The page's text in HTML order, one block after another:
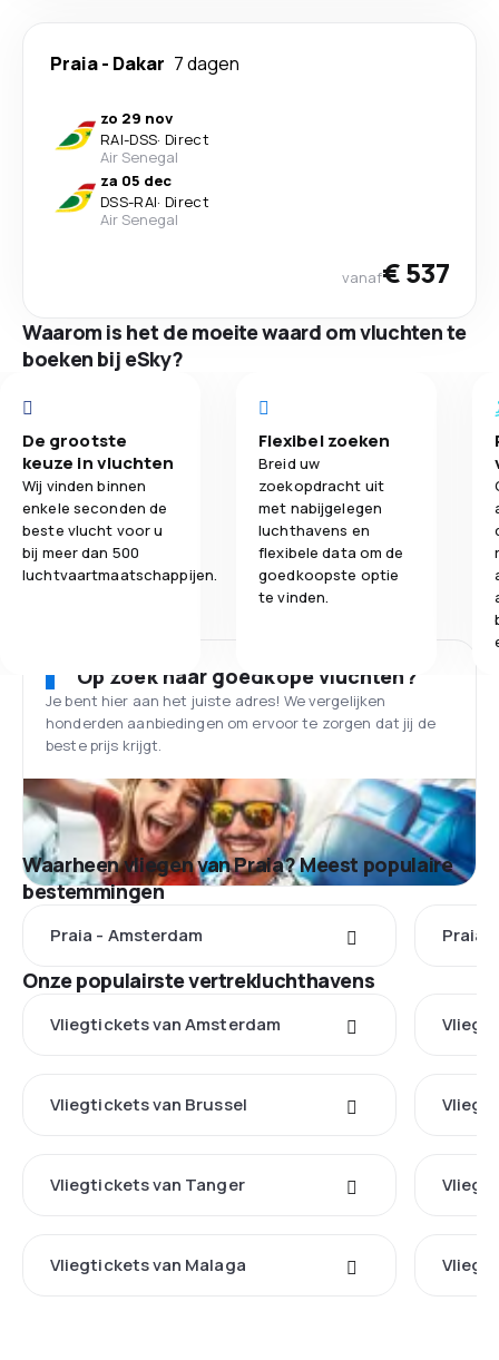
Praia- Dakar 7 dagen
zo 29 nov
RAI-DSS· Direct
Air Senegal
za 05 dec
DSS-RAI· Direct
Air Senegal
vanaf€ 537
Waarom is het de moeite waard om vluchten te
boeken bij eSky?
De grootste
keuze in vluchten
Wij vinden binnen
enkele seconden de
beste vlucht voor u
bij meer dan 500
luchtvaartmaatschappijen.
Flexibel zoeken
Breid uw
zoekopdracht uit
met nabijgelegen
luchthavens en
flexibele data om de
goedkoopste optie
te vinden.
Op zoek naar goedkope vluchten?
Je bent hier aan het juiste adres! We vergelijken
honderden aanbiedingen om ervoor te zorgen dat jij de
beste prijs krijgt.
Waarheen vliegen van Praia? Meest populaire
bestemmingen
Praia - Amsterdam Praia
Onze populairste vertrekluchthavens
Vliegtickets van Amsterdam
Vliegtickets van Brussel
Vliegtickets van Tanger
Vliegtickets van Malaga